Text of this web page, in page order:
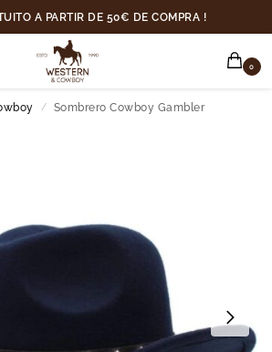
A PARTIR DE 50€ DE COMPRA !
0
/ Sombrero Cowboy Gambler